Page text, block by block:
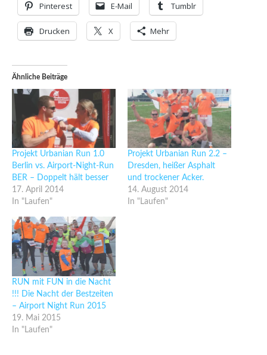
Pinterest E-Mail Tumblr
Drucken X Mehr
Ähnliche Beiträge
Projekt Urbanian Run 1.0
Berlin vs. Airport-Night-Run
BER – Doppelt hält besser
17. April 2014
In "Laufen"
Projekt Urbanian Run 2.2 –
Dresden, heißer Asphalt
und trockener Acker.
14. August 2014
In "Laufen"
RUN mit FUN in die Nacht
!!! Die Nacht der Bestzeiten
– Airport Night Run 2015
19. Mai 2015
In "Laufen"